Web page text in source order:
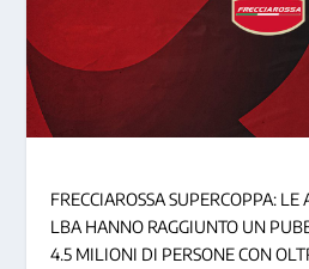
FRECCIAROSSA SUPERCOPPA: LE
LBA HANNO RAGGIUNTO UN
4.5 MILIONI DI PERSONE CON